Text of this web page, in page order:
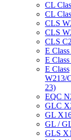
CL
CL
CLS
CLS
CLS
E
E
E Class
W213/
23)
EQC
GLC
GL
GL /
GLS